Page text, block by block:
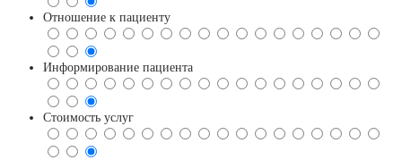
Отношение к пациенту
Информирование пациента
Стоимость услуг